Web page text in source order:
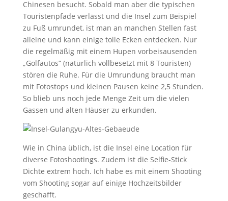
Chinesen besucht. Sobald man aber die typischen
Touristenpfade verlässt und die Insel zum Beispiel
zu Fuß umrundet, ist man an manchen Stellen fast
alleine und kann einige tolle Ecken entdecken. Nur
die regelmäßig mit einem Hupen vorbeisausenden
„Golfautos“ (natürlich vollbesetzt mit 8 Touristen)
stören die Ruhe. Für die Umrundung braucht man
mit Fotostops und kleinen Pausen keine 2,5 Stunden.
So blieb uns noch jede Menge Zeit um die vielen
Gassen und alten Häuser zu erkunden.
Wie in China üblich, ist die Insel eine Location für
diverse Fotoshootings. Zudem ist die Selfie-Stick
Dichte extrem hoch. Ich habe es mit einem Shooting
vom Shooting sogar auf einige Hochzeitsbilder
geschafft.